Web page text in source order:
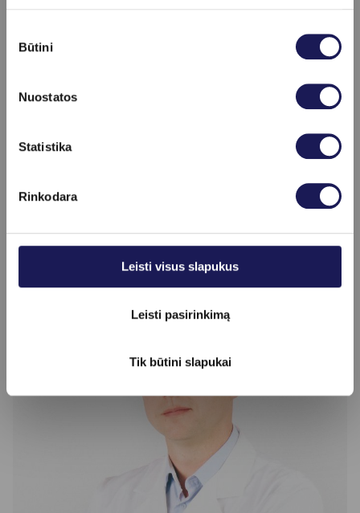
pasirinkimas
Būtini
Nuostatos
Statistika
Rinkodara
Leisti visus slapukus
Leisti pasirinkimą
Tik būtini slapukai
Dr. Aurelija Vegienė
Registracija internetu
+370 (37) 75 08 66